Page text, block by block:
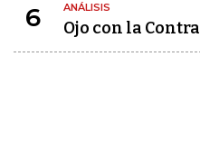
6 ANÁLISIS
Ojo con la